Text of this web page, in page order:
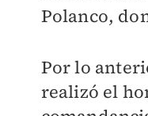
Polanco,
Por lo
realizó el